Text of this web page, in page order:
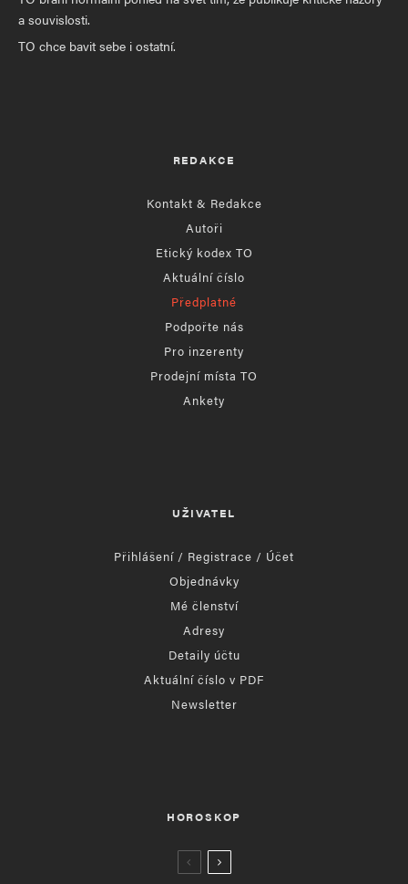
a souvislosti.
TO chce bavit sebe i ostatní.
REDAKCE
Kontakt & Redakce
Autoři
Etický kodex TO
Aktuální číslo
Předplatné
Podpořte nás
Pro inzerenty
Prodejní místa TO
Ankety
UŽIVATEL
Přihlášení / Registrace / Účet
Objednávky
Mé členství
Adresy
Detaily účtu
Aktuální číslo v PDF
Newsletter
HOROSKOP